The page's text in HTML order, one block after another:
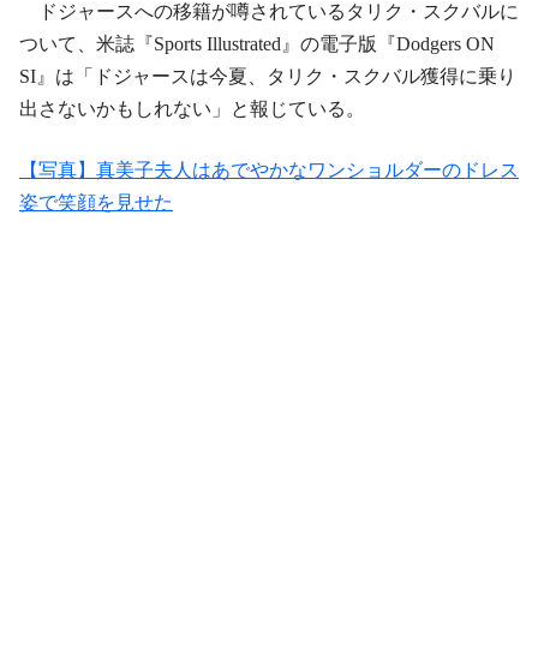
ドジャースへの移籍が噂されているタリク・スクバルに
ついて、米誌『Sports Illustrated』の電子版『Dodgers ON
SI』は「ドジャースは今夏、タリク・スクバル獲得に乗り
出さないかもしれない」と報じている。
【写真】真美子夫人はあでやかなワンショルダーのドレス
姿で笑顔を見せた